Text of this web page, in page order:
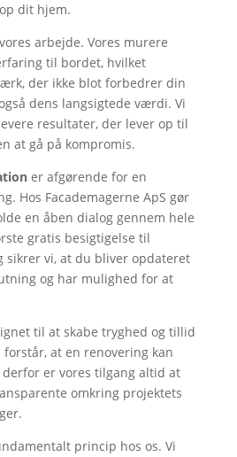
dit hjem.
arbejde. Vores murere
til bordet, hvilket
der ikke blot forbedrer din
dens langsigtede værdi. Vi
resultater, der lever op til
at gå på kompromis.
er afgørende for en
Hos Facademagerne ApS gør
en åben dialog gennem hele
gratis besigtigelse til
sikrer vi, at du bliver opdateret
og har mulighed for at
til at skabe tryghed og tillid
forstår, at en renovering kan
er vores tilgang altid at
omkring projektets
princip hos os. Vi